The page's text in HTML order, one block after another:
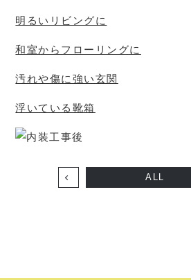
明るいリビングに
和室からフローリングに
汚れや傷に強い玄関
浮いている靴箱
ALL